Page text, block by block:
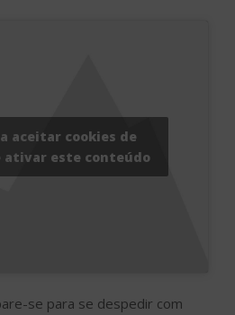
aceitar cookies de
ativar este conteúdo
se para se despedir com